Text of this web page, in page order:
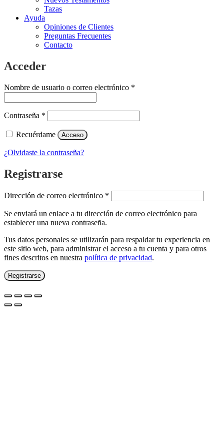
Tazas
Ayuda
Opiniones de Clientes
Preguntas Frecuentes
Contacto
Acceder
Nombre de usuario o correo electrónico *
Contraseña *
Recuérdame Acceso
¿Olvidaste la contraseña?
Registrarse
Dirección de correo electrónico *
Se enviará un enlace a tu dirección de correo electrónico para
establecer una nueva contraseña.
Tus datos personales se utilizarán para respaldar tu experiencia en
este sitio web, para administrar el acceso a tu cuenta y para otros
fines descritos en nuestra política de privacidad.
Registrarse